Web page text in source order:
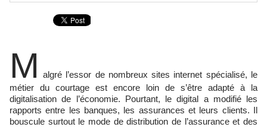
M
algré l’essor de nombreux sites internet spécialisé, le
métier du courtage est encore loin de s’être adapté à la
digitalisation de l’économie. Pourtant, le digital a modifié les
rapports entre les banques, les assurances et leurs clients. Il
bouscule surtout le mode de distribution de l’assurance et des